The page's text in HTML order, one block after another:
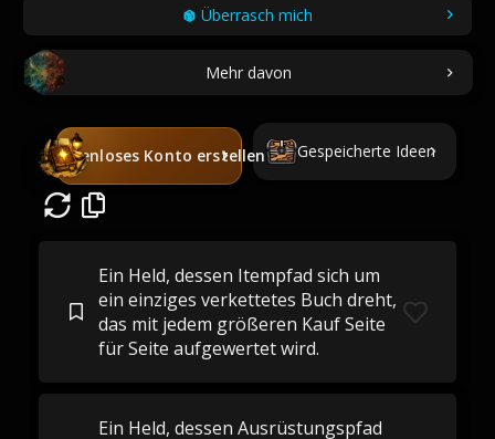
Überrasch mich
Mehr davon
Kostenloses Konto erstellen Gespeicherte Ideen
Ein Held, dessen Itempfad sich um
ein einziges verkettetes Buch dreht,
das mit jedem größeren Kauf Seite
für Seite aufgewertet wird.
Ein Held, dessen Ausrüstungspfad